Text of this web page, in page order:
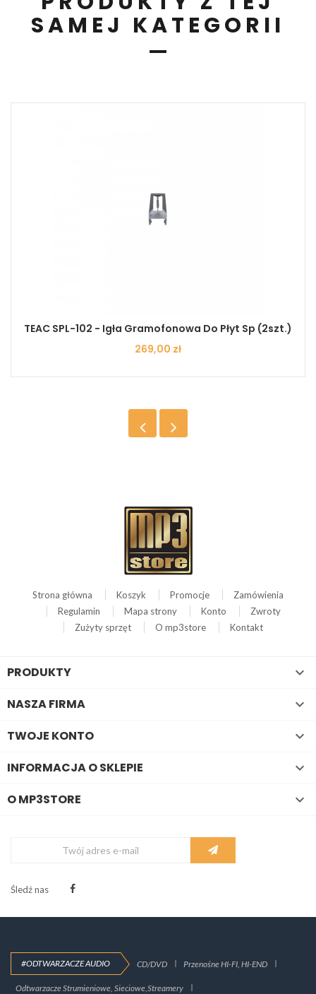
SAMEJ KATEGORII
TEAC SPL-102 - Igła Gramofonowa Do Płyt Sp (2szt.)
Cena
269,00 zł
Strona główna Koszyk Promocje
Zamówienia
Regulamin
Mapa strony Konto
Zwroty
Zużyty sprzęt
O mp3store Kontakt
PRODUKTY 
NASZA FIRMA 
TWOJE KONTO 
INFORMACJA O SKLEPIE 
O MP3STORE 
Śledź nas
#ODTWARZACZE AUDIO CD/DVD Przenośne HI-FI, HI-END
Odtwarzacze Strumieniowe, Sieciowe,Streamery